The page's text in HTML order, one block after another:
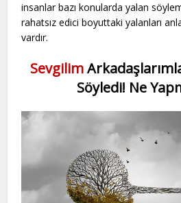
insanlar bazı konularda yalan
rahatsız edici boyuttaki yalanları
vardır.
Sevgilim
Söyledi! Ne